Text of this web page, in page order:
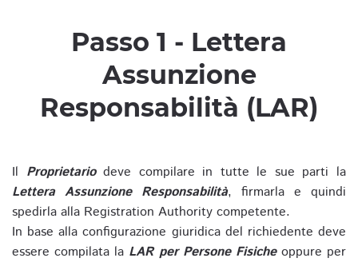
Passo 1 - Lettera
Assunzione
Responsabilità (LAR)
Il Proprietariodeve compilare in tutte le sue parti la
Lettera Assunzione Responsabilità, firmarla e quindi
spedirla alla Registration Authority competente.
In base alla configurazione giuridica del richiedente deve
essere compilata la LAR per Persone Fisicheoppure per